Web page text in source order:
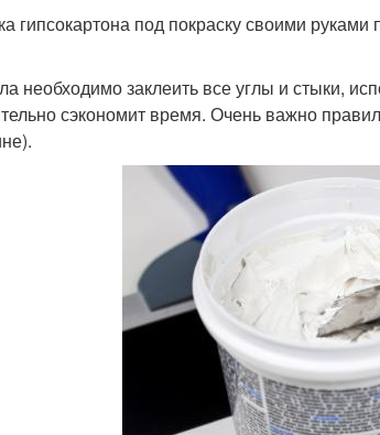
гипсокартона под покраску своими руками
необходимо заклеить все углы и стыки,
сэкономит время. Очень важно